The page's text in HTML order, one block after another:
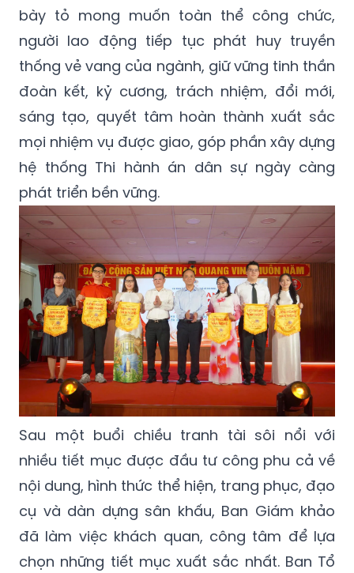
bày tỏ mong muốn toàn thể công chức,
người lao động tiếp tục phát huy truyền
thống vẻ vang của ngành, giữ vững tinh thần
đoàn kết, kỷ cương, trách nhiệm, đổi mới,
sáng tạo, quyết tâm hoàn thành xuất sắc
mọi nhiệm vụ được giao, góp phần xây dựng
hệ thống Thi hành án dân sự ngày càng
phát triển bền vững.
Sau một buổi chiều tranh tài sôi nổi với
nhiều tiết mục được đầu tư công phu cả về
nội dung, hình thức thể hiện, trang phục, đạo
cụ và dàn dựng sân khấu, Ban Giám khảo
đã làm việc khách quan, công tâm để lựa
chọn những tiết mục xuất sắc nhất. Ban Tổ